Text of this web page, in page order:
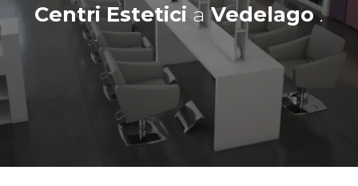
Centri Estetici a Vedelago.